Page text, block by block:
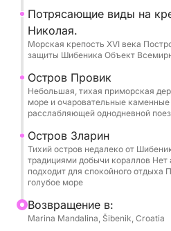
чтобы расслабиться,
просто понаблюдать за
Отправление обычно из
отправления и время
Когда лодка покинет
исторического горизонта
вас ждут острова. Вы
Првиче или Зларине для
моря или просто чтобы
непринужденной
якорь опускается в тихую
спокойная и манящая —
Потрясающие виды на
Николая.
Морская крепость XVI века
защиты Шибеника Объект
Остров Провик
Небольшая, тихая приморская
море и очаровательные
расслабляющей однодневной
Остров Зларин
Тихий остров недалеко от
традициями добычи кораллов Нет
подходит для спокойного отдыха
голубое море
Bозвращение в:
Marina Mandalina, Šibenik, Croatia